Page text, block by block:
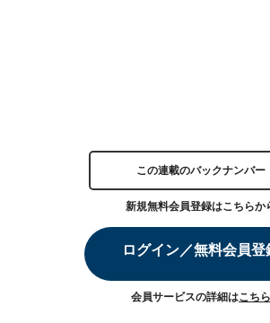
この連載のバックナンバー
新規無料会員登録はこちらか
ログイン／無料会員登
会員サービスの詳細はこちら